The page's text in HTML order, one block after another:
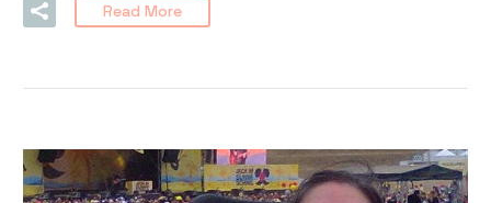
Read More